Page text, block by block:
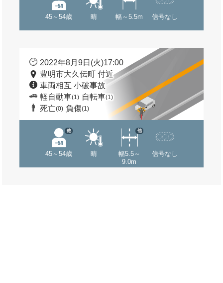
45～54歳 晴 幅～5.5m 信号なし
2022年8月9日(火)17:00
豊明市大久伝町 付近
車両相互 小破事故
軽自動車(1) 自転車(1)
死亡(0) 負傷(1)
45～54歳
他
晴
幅5.5～
9.0m
他
信号なし